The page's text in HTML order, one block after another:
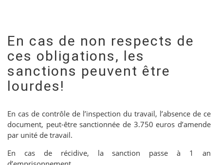
En cas de non respects de
ces obligations, les
sanctions peuvent être
lourdes!
En cas de contrôle de l’inspection du travail, l’absence de ce
document, peut-être sanctionnée de 3.750 euros d’amende
par unité de travail.
En cas de récidive, la sanction passe à 1 an